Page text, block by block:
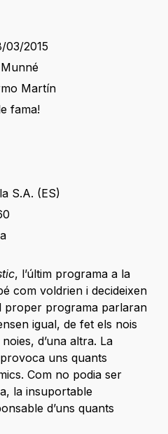
03/2015
Martín
fama!
S.A. (ES)
, l’últim programa a la
com voldrien i decideixen
proper programa parlaran
igual, de fet els nois
d’una altra. La
uns quants
Com no podia ser
la insuportable
d’uns quants